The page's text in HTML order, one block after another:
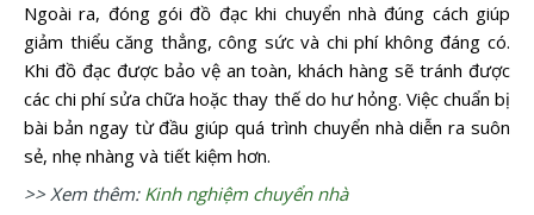
Ngoài ra, đóng gói đồ đạc khi chuyển nhà đúng cách giúp
giảm thiểu căng thẳng, công sức và chi phí không đáng có.
Khi đồ đạc được bảo vệ an toàn, khách hàng sẽ tránh được
các chi phí sửa chữa hoặc thay thế do hư hỏng. Việc chuẩn bị
bài bản ngay từ đầu giúp quá trình chuyển nhà diễn ra suôn
sẻ, nhẹ nhàng và tiết kiệm hơn.
>> Xem thêm: Kinh nghiệm chuyển nhà